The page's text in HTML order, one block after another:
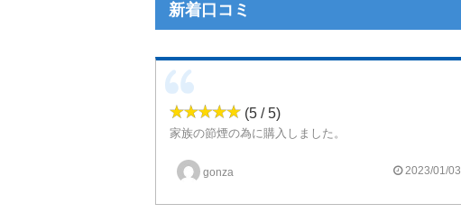
新着口コミ
(5 / 5)
家族の節煙の為に購入しました。
メンソールも入っているので尚の事吸った気持になるそうです。
gonza 2023/01/03